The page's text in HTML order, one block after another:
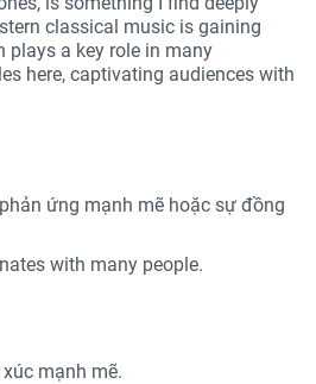
classical music is gaining
plays a key role in many
here, captivating audiences with
ứng mạnh mẽ hoặc sự đồng
with many people.
mạnh mẽ.